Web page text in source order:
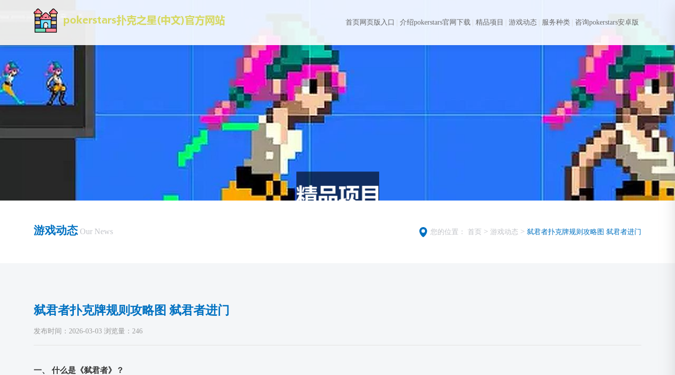
首页网页版入口 介绍pokerstars官网下载 精品项目 游戏动态 服务种类 咨询pokerstars安卓版
游戏动态 Our News 您的位置： 首页 > 游戏动态 > 弑君者扑克牌规则攻略图 弑君者进门
弑君者扑克牌规则攻略图 弑君者进门
发布时间：2026-03-03 浏览量：246
一、 什么是《弑君者》？